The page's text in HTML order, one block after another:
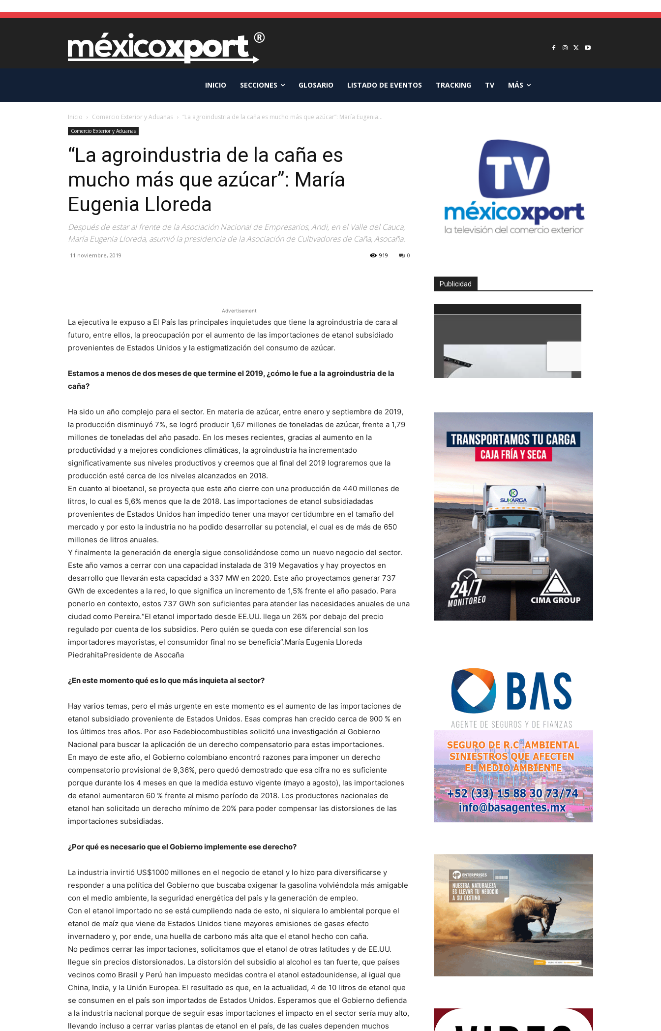
INICIO SECCIONES GLOSARIO LISTADO DE EVENTOS TRACKING TV MÁS
Inicio Comercio Exterior y Aduanas “La agroindustria de la caña es mucho más que azúcar”: María Eugenia...
Comercio Exterior y Aduanas
“La agroindustria de la caña es
mucho más que azúcar”: María
Eugenia Lloreda
Después de estar al frente de la Asociación Nacional de Empresarios, Andi, en el Valle del Cauca,
María Eugenia Lloreda, asumió la presidencia de la Asociación de Cultivadores de Caña, Asocaña.
11 noviembre, 2019 0
919
Advertisement
La ejecutiva le expuso a El País las principales inquietudes que tiene la agroindustria de cara al
futuro, entre ellos, la preocupación por el aumento de las importaciones de etanol subsidiado
provenientes de Estados Unidos y la estigmatización del consumo de azúcar.
Estamos a menos de dos meses de que termine el 2019, ¿cómo le fue a la agroindustria de la
caña?
Ha sido un año complejo para el sector. En materia de azúcar, entre enero y septiembre de 2019,
la producción disminuyó 7%, se logró producir 1,67 millones de toneladas de azúcar, frente a 1,79
millones de toneladas del año pasado. En los meses recientes, gracias al aumento en la
productividad y a mejores condiciones climáticas, la agroindustria ha incrementado
significativamente sus niveles productivos y creemos que al final del 2019 lograremos que la
producción esté cerca de los niveles alcanzados en 2018.
En cuanto al bioetanol, se proyecta que este año cierre con una producción de 440 millones de
litros, lo cual es 5,6% menos que la de 2018. Las importaciones de etanol subsidiadadas
provenientes de Estados Unidos han impedido tener una mayor certidumbre en el tamaño del
mercado y por esto la industria no ha podido desarrollar su potencial, el cual es de más de 650
millones de litros anuales.
Y finalmente la generación de energía sigue consolidándose como un nuevo negocio del sector.
Este año vamos a cerrar con una capacidad instalada de 319 Megavatios y hay proyectos en
desarrollo que llevarán esta capacidad a 337 MW en 2020. Este año proyectamos generar 737
GWh de excedentes a la red, lo que significa un incremento de 1,5% frente el año pasado. Para
ponerlo en contexto, estos 737 GWh son suficientes para atender las necesidades anuales de una
ciudad como Pereira.“El etanol importado desde EE.UU. llega un 26% por debajo del precio
regulado por cuenta de los subsidios. Pero quién se queda con ese diferencial son los
importadores mayoristas, el consumidor final no se beneficia”.María Eugenia Lloreda
PiedrahitaPresidente de Asocaña
¿En este momento qué es lo que más inquieta al sector?
Hay varios temas, pero el más urgente en este momento es el aumento de las importaciones de
etanol subsidiado proveniente de Estados Unidos. Esas compras han crecido cerca de 900 % en
los últimos tres años. Por eso Fedebiocombustibles solicitó una investigación al Gobierno
Nacional para buscar la aplicación de un derecho compensatorio para estas importaciones.
En mayo de este año, el Gobierno colombiano encontró razones para imponer un derecho
compensatorio provisional de 9,36%, pero quedó demostrado que esa cifra no es suficiente
porque durante los 4 meses en que la medida estuvo vigente (mayo a agosto), las importaciones
de etanol aumentaron 60 % frente al mismo período de 2018. Los productores nacionales de
etanol han solicitado un derecho mínimo de 20% para poder compensar las distorsiones de las
importaciones subsidiadas.
¿Por qué es necesario que el Gobierno implemente ese derecho?
La industria invirtió US$1000 millones en el negocio de etanol y lo hizo para diversificarse y
responder a una política del Gobierno que buscaba oxigenar la gasolina volviéndola más amigable
con el medio ambiente, la seguridad energética del país y la generación de empleo.
Con el etanol importado no se está cumpliendo nada de esto, ni siquiera lo ambiental porque el
etanol de maíz que viene de Estados Unidos tiene mayores emisiones de gases efecto
invernadero y, por ende, una huella de carbono más alta que el etanol hecho con caña.
No pedimos cerrar las importaciones, solicitamos que el etanol de otras latitudes y de EE.UU.
llegue sin precios distorsionados. La distorsión del subsidio al alcohol es tan fuerte, que países
vecinos como Brasil y Perú han impuesto medidas contra el etanol estadounidense, al igual que
China, India, y la Unión Europea. El resultado es que, en la actualidad, 4 de 10 litros de etanol que
se consumen en el país son importados de Estados Unidos. Esperamos que el Gobierno defienda
a la industria nacional porque de seguir esas importaciones el impacto en el sector sería muy alto,
llevando incluso a cerrar varias plantas de etanol en el país, de las cuales dependen muchos
Publicidad